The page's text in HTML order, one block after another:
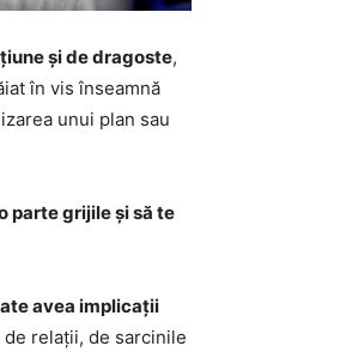
și de dragoste,
în vis înseamnă
unui plan sau
parte grijile și să te
avea implicații
relații, de sarcinile